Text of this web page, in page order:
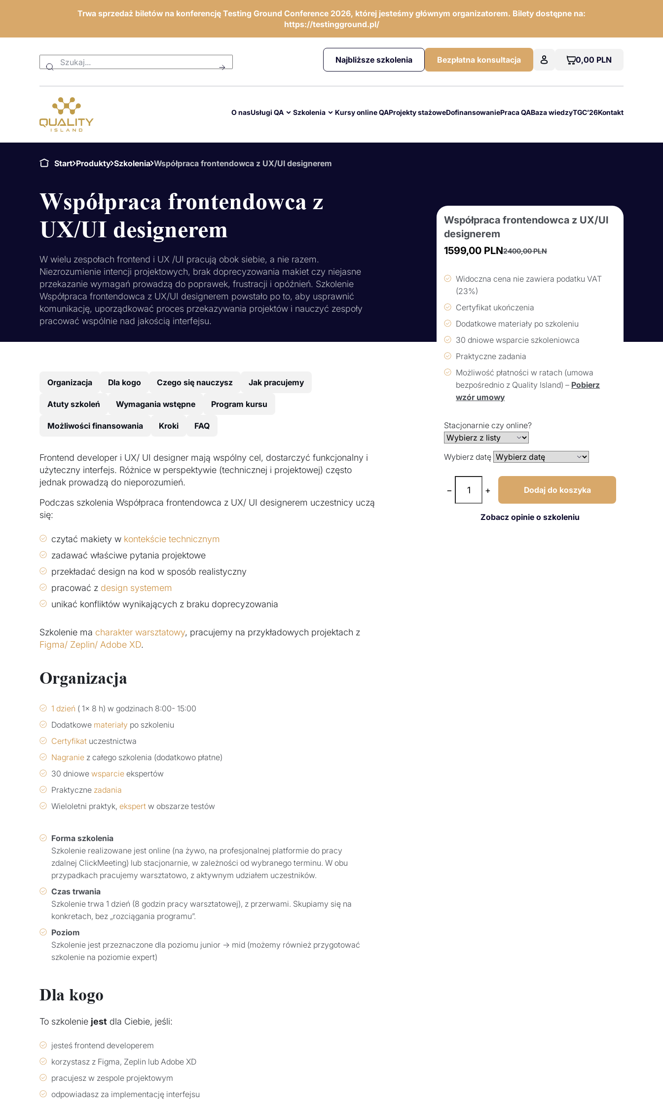
Trwa sprzedaż biletów na konferencję Testing Ground Conference 2026, której jesteśmy głównym organizatorem. Bilety dostępne na:
https://testingground.pl/
Najbliższe szkolenia Bezpłatna konsultacja 0,00 PLN
O nasUsługi QA Szkolenia Kursy online QAProjekty stażoweDofinansowaniePraca QABaza wiedzyTGC’26Kontakt
Start Produkty Szkolenia Współpraca frontendowca z UX/UI designerem
Współpraca frontendowca z
UX/UI designerem
W wielu zespołach frontend i UX /UI pracują obok siebie, a nie razem.
Niezrozumienie intencji projektowych, brak doprecyzowania makiet czy niejasne
przekazanie wymagań prowadzą do poprawek, frustracji i opóźnień. Szkolenie
Współpraca frontendowca z UX/UI designerem powstało po to, aby usprawnić
komunikację, uporządkować proces przekazywania projektów i nauczyć zespoły
pracować wspólnie nad jakością interfejsu.
Współpraca frontendowca z UX/UI
designerem
2400,00PLN
cena
wynosiła:
1599,00 PLN
cena
wynosi:
Widoczna cena nie zawiera podatku VAT
(23%)
Certyfikat ukończenia
Dodatkowe materiały po szkoleniu
30 dniowe wsparcie szkoleniowca
Praktyczne zadania
Możliwość płatności w ratach (umowa
bezpośrednio z Quality Island) – Pobierz
wzór umowy
Stacjonarnie czy online?
Wybierz datę
− + Dodaj do koszyka
Zobacz opinie o szkoleniu
Organizacja Dla kogo Czego się nauczysz Jak pracujemy
Atuty szkoleń Wymagania wstępne Program kursu
Możliwości finansowania Kroki FAQ
Frontend developer i UX/ UI designer mają wspólny cel, dostarczyć funkcjonalny i
użyteczny interfejs. Różnice w perspektywie (technicznej i projektowej) często
jednak prowadzą do nieporozumień.
Podczas szkolenia Współpraca frontendowca z UX/ UI designerem uczestnicy uczą
się:
czytać makiety w kontekście technicznym
zadawać właściwe pytania projektowe
przekładać design na kod w sposób realistyczny
pracować z design systemem
unikać konfliktów wynikających z braku doprecyzowania
Szkolenie ma charakter warsztatowy, pracujemy na przykładowych projektach z
Figma/ Zeplin/ Adobe XD.
Organizacja
1 dzień ( 1x 8 h) w godzinach 8:00- 15:00
Dodatkowe materiały po szkoleniu
Certyfikat uczestnictwa
Nagranie z całego szkolenia (dodatkowo płatne)
30 dniowe wsparcie ekspertów
Praktyczne zadania
Wieloletni praktyk, ekspert w obszarze testów
Forma szkolenia
Szkolenie realizowane jest online (na żywo, na profesjonalnej platformie do pracy
zdalnej ClickMeeting) lub stacjonarnie, w zależności od wybranego terminu. W obu
przypadkach pracujemy warsztatowo, z aktywnym udziałem uczestników.
Czas trwania
Szkolenie trwa 1 dzień (8 godzin pracy warsztatowej), z przerwami. Skupiamy się na
konkretach, bez „rozciągania programu”.
Poziom
Szkolenie jest przeznaczone dla poziomu junior → mid (możemy również przygotować
szkolenie na poziomie expert)
Dla kogo
To szkolenie jest dla Ciebie, jeśli:
jesteś frontend developerem
korzystasz z Figma, Zeplin lub Adobe XD
pracujesz w zespole projektowym
odpowiadasz za implementację interfejsu